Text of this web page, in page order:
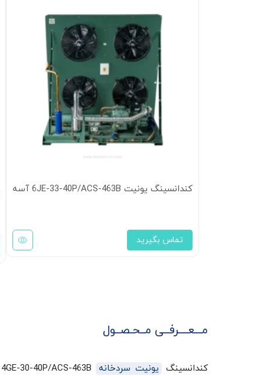
کندانسینگ یونیت 6JE-33-40P/ACS-463B آسه
تماس بگیرید
مـــعــــرفــی مــحـصــول
کندانسینگ یونیت سردخانه